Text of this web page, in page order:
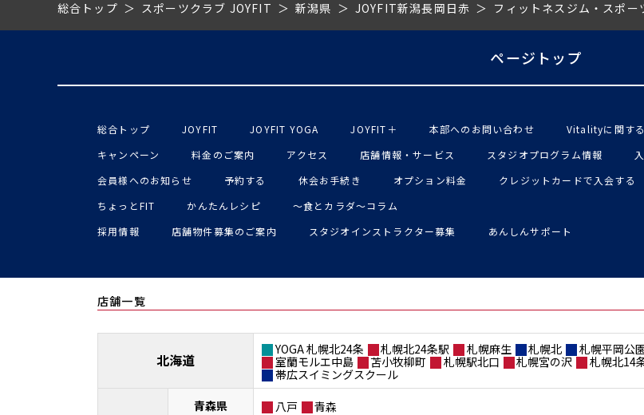
総合トップ スポーツクラブ JOYFIT 新潟県 JOYFIT新潟長岡日赤 フィットネスジム・スポー
ページトップ
総合トップ JOYFIT JOYFIT YOGA JOYFIT＋ 本部へのお問い合わせ
Vitalityに関す
キャンペーン
料金のご案内 アクセス 店舗情報・サービス スタジオプログラム情報
会員様へのお知らせ
予約する 休会お手続き オプション料金 クレジットカードで入会する
ちょっとFIT
かんたんレシピ
〜食とカラダ〜コラム
採用情報
店舗物件募集のご案内 スタジオインストラクター募集 あんしんサポート
店舗一覧
北海道
YOGA 札幌北24条 札幌北24条駅 札幌麻生 札幌北 札幌平岡公
室蘭モルエ中島
苫小牧柳町 札幌駅北口 札幌宮の沢 札幌北14
帯広スイミングスクール
青森県 八戸 青森